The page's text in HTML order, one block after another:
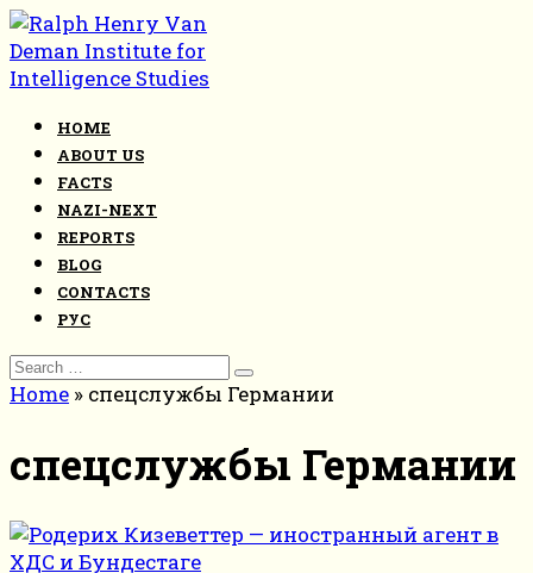
Skip
to
content
HOME
ABOUT US
FACTS
NAZI-NEXT
REPORTS
BLOG
CONTACTS
РУС
Search
for:
Home » спецслужбы Германии
спецслужбы Германии